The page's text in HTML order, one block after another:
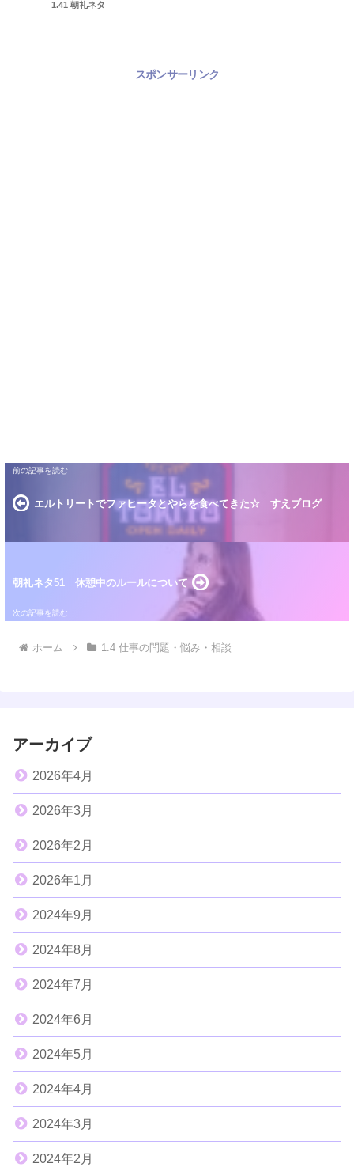
1.41 朝礼ネタ
スポンサーリンク
エルトリートでファヒータとやらを食べてきた☆ すえブログ
朝礼ネタ51 休憩中のルールについて
ホーム 1.4 仕事の問題・悩み・相談
アーカイブ
2026年4月
2026年3月
2026年2月
2026年1月
2024年9月
2024年8月
2024年7月
2024年6月
2024年5月
2024年4月
2024年3月
2024年2月